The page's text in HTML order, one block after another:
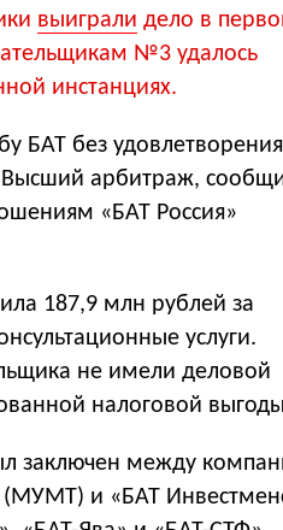
выиграли дело в
№3 удалось
инстанциях.
БАТ без
Высший арбитраж,
«БАТ Россия»
187,9 млн рублей за
услуги.
не имели деловой
налоговой
заключен между
(МУМТ) и «БАТ